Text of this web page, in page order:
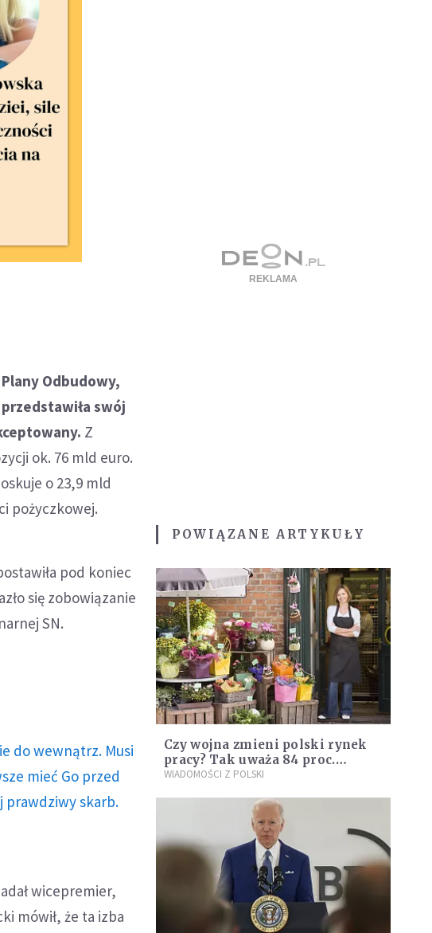
Odbudowy,
swój
Z
ok. 76 mld euro.
o 23,9 mld
pożyczkowej.
pod koniec
się zobowiązanie
SN.
do wewnątrz. Musi
mieć Go przed
prawdziwy skarb.
wicepremier,
mówił, że ta izba
POWIĄZANE ARTYKUŁY
Czy wojna zmieni polski rynek
pracy? Tak uważa 84 proc.
Polaków
WIADOMOŚCI Z POLSKI